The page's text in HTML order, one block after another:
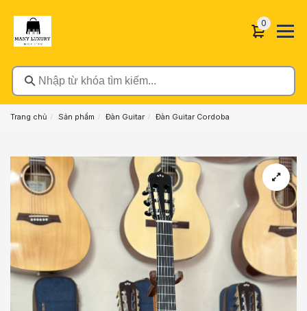
Nhập từ khóa tìm kiếm...
00 sản
Trang chủ Sản phẩm Đàn Guitar Đàn Guitar Cordoba